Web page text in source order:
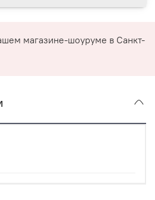
магазине-шоуруме в Санкт-